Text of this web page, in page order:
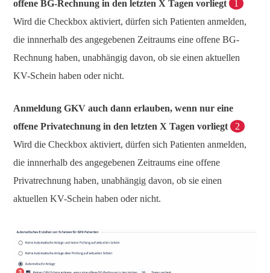
offene BG-Rechnung in den letzten X Tagen vorliegt
1
Wird die Checkbox aktiviert, dürfen sich Patienten anmelden,
die innnerhalb des angegebenen Zeitraums eine offene BG-
Rechnung haben, unabhängig davon, ob sie einen aktuellen
KV-Schein haben oder nicht.
Anmeldung GKV auch dann erlauben, wenn nur eine
offene Privatechnung in den letzten X Tagen vorliegt
2
Wird die Checkbox aktiviert, dürfen sich Patienten anmelden,
die innnerhalb des angegebenen Zeitraums eine offene
Privatrechnung haben, unabhängig davon, ob sie einen
aktuellen KV-Schein haben oder nicht.